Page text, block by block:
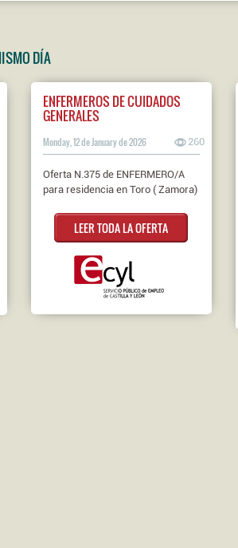
DÍA
ENFERMEROS DE CUIDADOS
GENERALES
Monday, 12 de January de 2026 260
Oferta N.375 de ENFERMERO/A
para residencia en Toro ( Zamora)
LEER TODA LA OFERTA